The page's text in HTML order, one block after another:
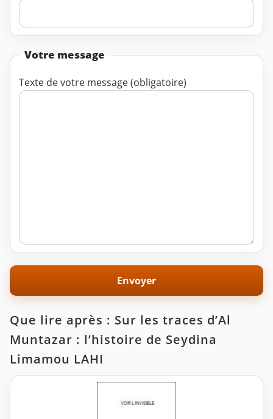
Votre message
Texte de votre message (obligatoire)
Que lire après : Sur les traces d’Al
Muntazar : l’histoire de Seydina
Limamou LAHI